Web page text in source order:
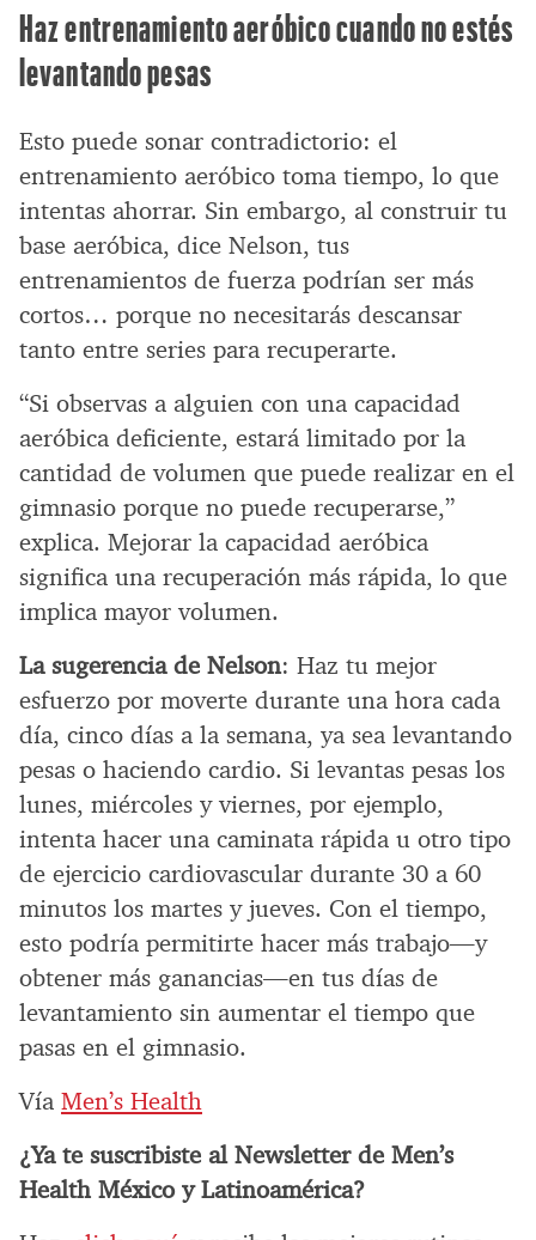
Haz entrenamiento aeróbico cuando no estés
levantando pesas
Esto puede sonar contradictorio: el
entrenamiento aeróbico toma tiempo, lo que
intentas ahorrar. Sin embargo, al construir tu
base aeróbica, dice Nelson, tus
entrenamientos de fuerza podrían ser más
cortos… porque no necesitarás descansar
tanto entre series para recuperarte.
“Si observas a alguien con una capacidad
aeróbica deficiente, estará limitado por la
cantidad de volumen que puede realizar en el
gimnasio porque no puede recuperarse,”
explica. Mejorar la capacidad aeróbica
significa una recuperación más rápida, lo que
implica mayor volumen.
La sugerencia de Nelson: Haz tu mejor
esfuerzo por moverte durante una hora cada
día, cinco días a la semana, ya sea levantando
pesas o haciendo cardio. Si levantas pesas los
lunes, miércoles y viernes, por ejemplo,
intenta hacer una caminata rápida u otro tipo
de ejercicio cardiovascular durante 30 a 60
minutos los martes y jueves. Con el tiempo,
esto podría permitirte hacer más trabajo—y
obtener más ganancias—en tus días de
levantamiento sin aumentar el tiempo que
pasas en el gimnasio.
Vía Men’s Health
¿Ya te suscribiste al Newsletter de Men’s
Health México y Latinoamérica?